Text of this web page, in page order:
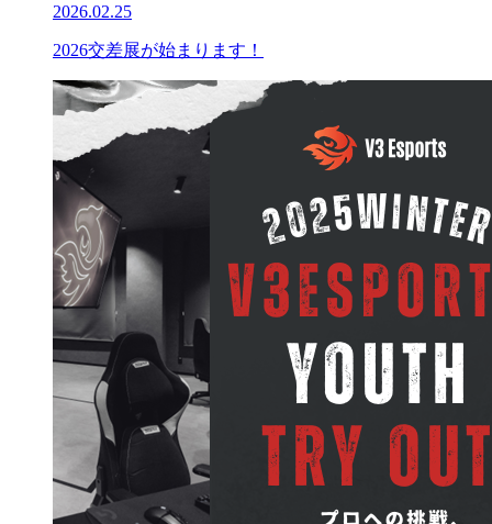
2026.02.25
2026交差展が始まります！